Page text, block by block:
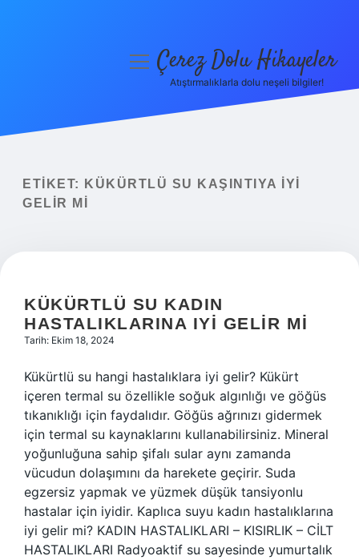
Yasal Uyarı
menüyüÇerez Dolu Hikayeler
Atıştırmalıklarla dolu neşeli bilgiler!
ETIKET:
KÜKÜRTLÜ SU KAŞINTIYA IYI
GELIR MI
KÜKÜRTLÜ SU KADIN
HASTALIKLARINA IYI GELIR MI
Tarih: Ekim 18, 2024
Kükürtlü su hangi hastalıklara iyi gelir? Kükürt
içeren termal su özellikle soğuk algınlığı ve göğüs
tıkanıklığı için faydalıdır. Göğüs ağrınızı gidermek
için termal su kaynaklarını kullanabilirsiniz. Mineral
yoğunluğuna sahip şifalı sular aynı zamanda
vücudun dolaşımını da harekete geçirir. Suda
egzersiz yapmak ve yüzmek düşük tansiyonlu
hastalar için iyidir. Kaplıca suyu kadın hastalıklarına
iyi gelir mi? KADIN HASTALIKLARI – KISIRLIK – CİLT
HASTALIKLARI Radyoaktif su sayesinde yumurtalık